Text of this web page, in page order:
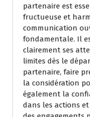
partenaire est
fructueuse et
communication
fondamentale. Il
clairement ses
limites dès le
partenaire, faire
la considération
également la
dans les actions